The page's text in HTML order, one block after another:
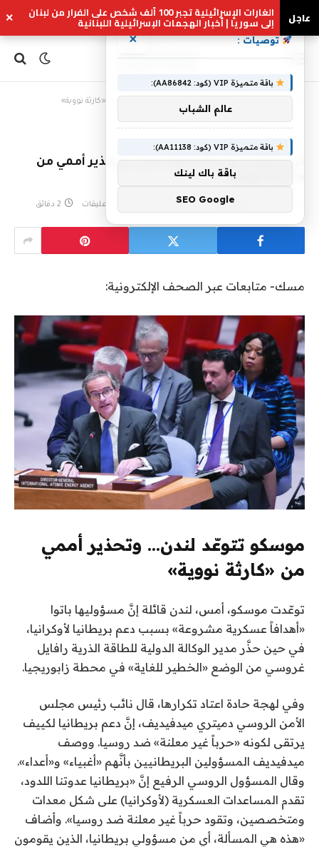
عاجل الغارات الإسرائيلية تجبر 100 ألف شخص على الفرار من لبنان
إلى سوريا | أخبار الهجمات الإسرائيلية اللبنانية ×
ترند اليوم: موسكو تتوعّد لندن… وتحذير أممي من «كارثة نووية»
ترند اليوم: موسكو تتوعّد لندن… وتحذير أممي من
«كارثة نووية»
eshrag يونيو 1, 2023 لا توجد تعليقات 2 دقائق
مسك- متابعات عبر الصحف الإلكترونية:
موسكو تتوعّد لندن… وتحذير أممي
من «كارثة نووية»
توعّدت موسكو، أمس، لندن قائلة إنَّ مسؤوليها باتوا
«أهدافاً عسكرية مشروعة» بسبب دعم بريطانيا لأوكرانيا،
في حين حذَّر مدير الوكالة الدولية للطاقة الذرية رافايل
غروسي من الوضع «الخطير للغاية» في محطة زابوريجيا.
وفي لهجة حادة اعتاد تكرارها، قال نائب رئيس مجلس
الأمن الروسي دميتري ميدفيديف، إنَّ دعم بريطانيا لكييف
يرتقى لكونه «حرباً غير معلنة» ضد روسيا. ووصف
ميدفيديف المسؤولين البريطانيين بأنَّهم «أغبياء» و«أعداء».
وقال المسؤول الروسي الرفيع إنَّ «بريطانيا عدوتنا اللدود،
تقدم المساعدات العسكرية (لأوكرانيا) على شكل معدات
ومتخصصين، وتقود حرباً غير معلنة ضد روسيا». وأضاف
«هذه هي المسألة، أي من مسؤولي بريطانيا، الذين يقومون
توصيات : ×
باقة متميزة VIP (كود: AA86842):
عالم الشباب
باقة متميزة VIP (كود: AA11138):
باقة باك لينك
SEO Google